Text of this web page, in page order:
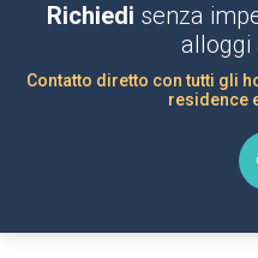
Richiedi senza
alloggi
Contatto diretto con tutti gli
residence